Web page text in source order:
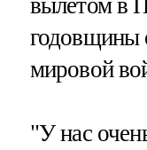
вылетом в
годовщины
мировой
"У нас